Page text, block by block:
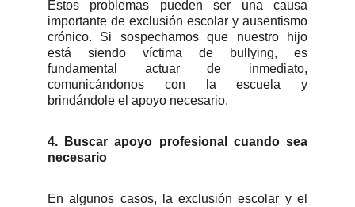
Estos problemas pueden ser una causa
importante de exclusión escolar y ausentismo
crónico. Si sospechamos que nuestro hijo
está siendo víctima de bullying, es
fundamental actuar de inmediato,
comunicándonos con la escuela y
brindándole el apoyo necesario.
4. Buscar apoyo profesional cuando sea
necesario
En algunos casos, la exclusión escolar y el